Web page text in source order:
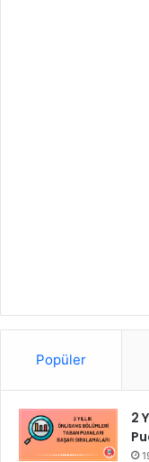
Popüler
2